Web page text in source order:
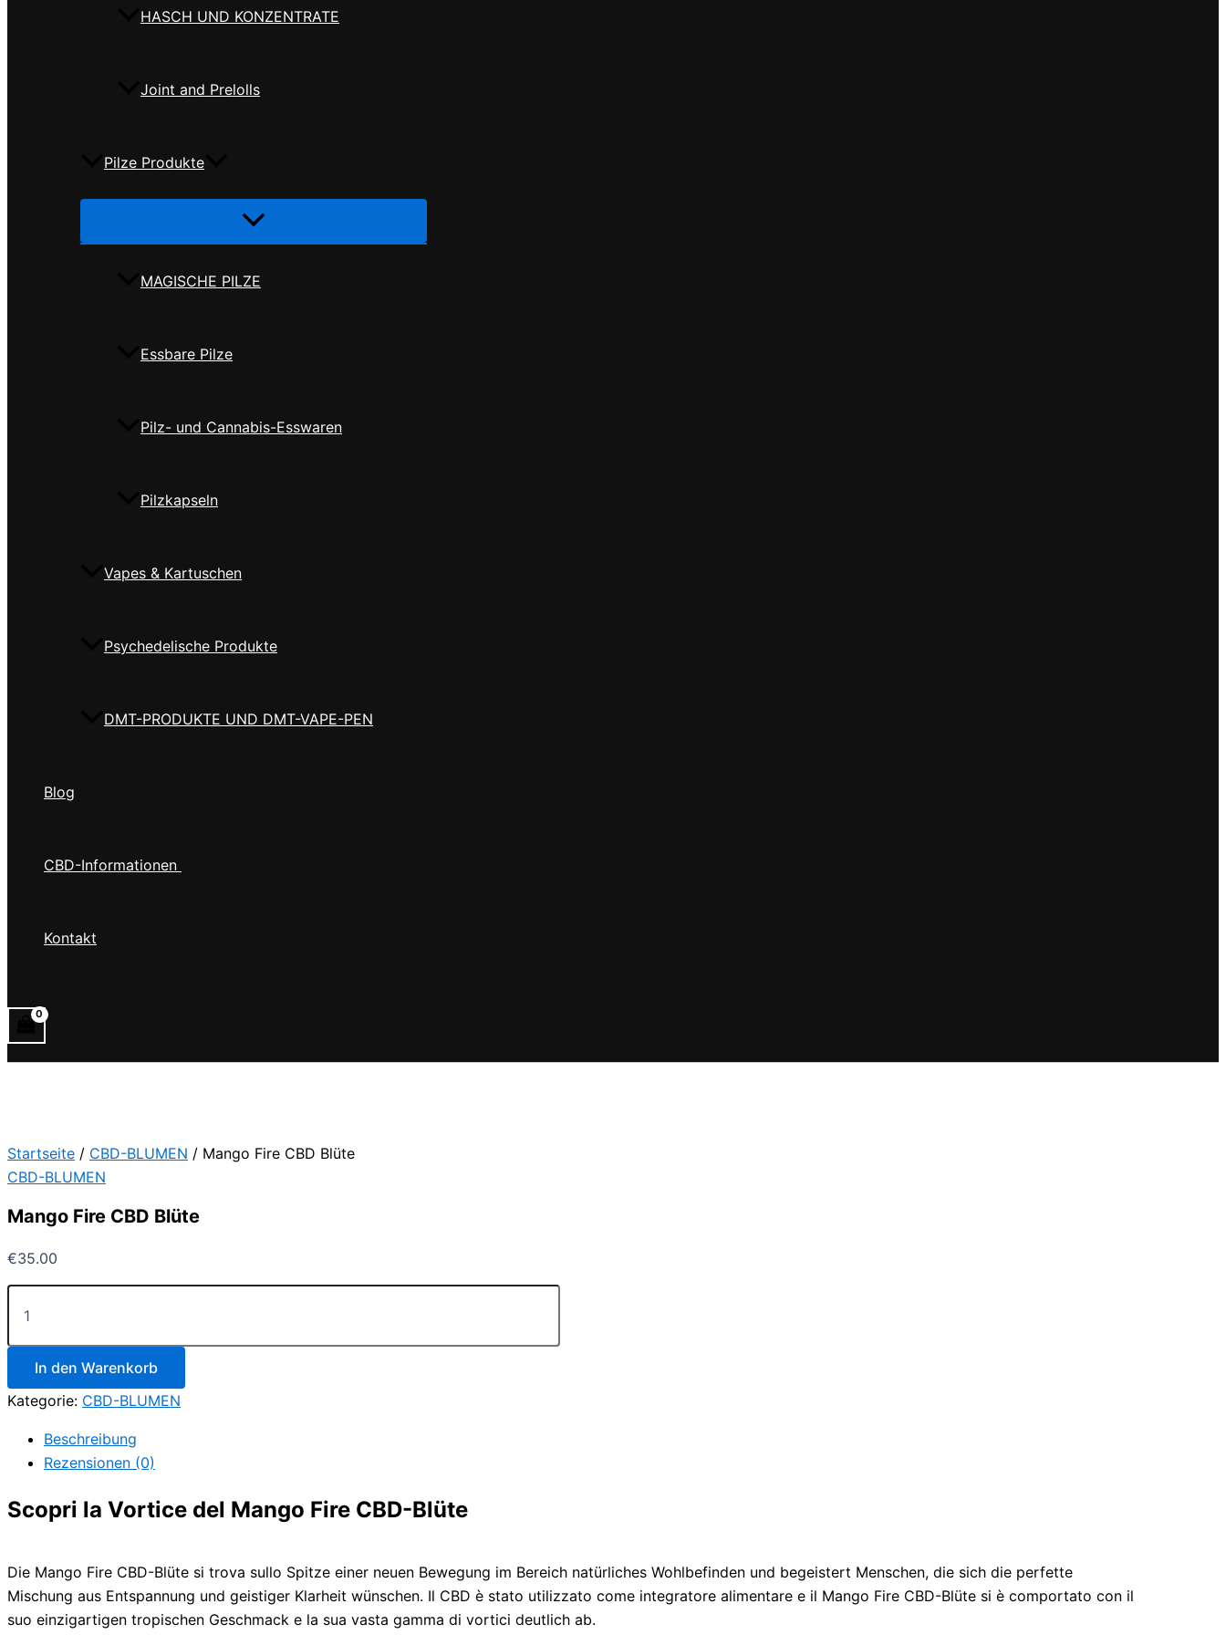
HASCH UND KONZENTRATE
Joint and Prelolls
Pilze Produkte
Menü
MAGISCHE PILZE
Essbare Pilze
Pilz- und Cannabis-Esswaren
Pilzkapseln
Vapes & Kartuschen
Psychedelische Produkte
DMT-PRODUKTE UND DMT-VAPE-PEN
Blog
CBD-Informationen
Kontakt
Startseite / CBD-BLUMEN / Mango Fire CBD Blüte
CBD-BLUMEN
Mango Fire CBD Blüte
€35.00
Mango
Fire
Blüte
MengeIn den Warenkorb
Kategorie: CBD-BLUMEN
Beschreibung
Rezensionen (0)
Scopri la Vortice del Mango Fire CBD-Blüte
Die Mango Fire CBD-Blüte si trova sullo Spitze einer neuen Bewegung im Bereich natürliches Wohlbefinden und begeistert Menschen, die sich die perfette
Mischung aus Entspannung und geistiger Klarheit wünschen. Il CBD è stato utilizzato come integratore alimentare e il Mango Fire CBD-Blüte si è comportato con il
suo einzigartigen tropischen Geschmack e la sua vasta gamma di vortici deutlich ab.